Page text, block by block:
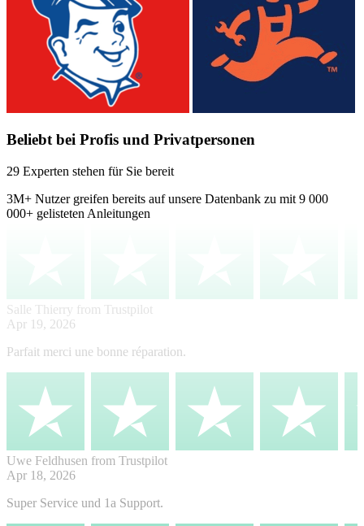
Beliebt bei Profis und Privatpersonen
29 Experten stehen für Sie bereit
3M+ Nutzer greifen bereits auf unsere Datenbank zu mit 9 000
000+ gelisteten Anleitungen
Salle Thierry from Trustpilot
Apr 19, 2026
Parfait merci une bonne réparation.
Uwe Feldhusen from Trustpilot
Apr 18, 2026
Super Service und 1a Support.